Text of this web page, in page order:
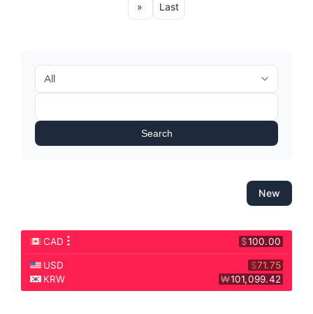
» Last
Search
New